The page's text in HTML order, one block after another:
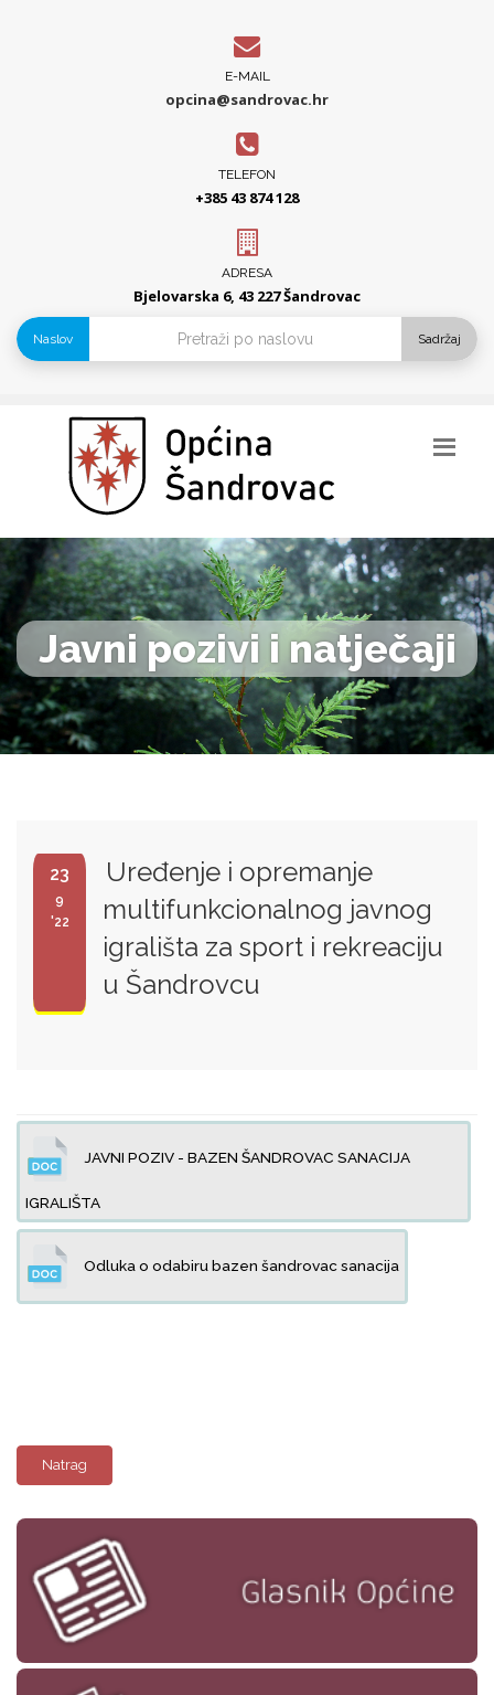
E-MAIL
opcina@sandrovac.hr
TELEFON
+385 43 874 128
ADRESA
Bjelovarska 6, 43 227 Šandrovac
Naslov Sadržaj
Javni pozivi i natječaji
23
9
'22
Uređenje i opremanje
multifunkcionalnog javnog
igrališta za sport i rekreaciju
u Šandrovcu
JAVNI POZIV - BAZEN ŠANDROVAC SANACIJA
IGRALIŠTA
Odluka o odabiru bazen šandrovac sanacija
Natrag